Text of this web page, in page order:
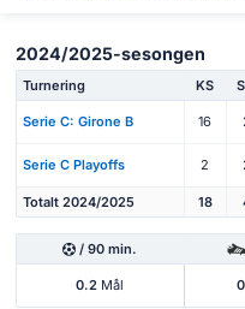
2024/2025-sesongen
Turnering KS
Serie C: Girone B 16
Serie C Playoffs 2
Totalt 2024/2025 18
/ 90 min.
0.2 Mål 0